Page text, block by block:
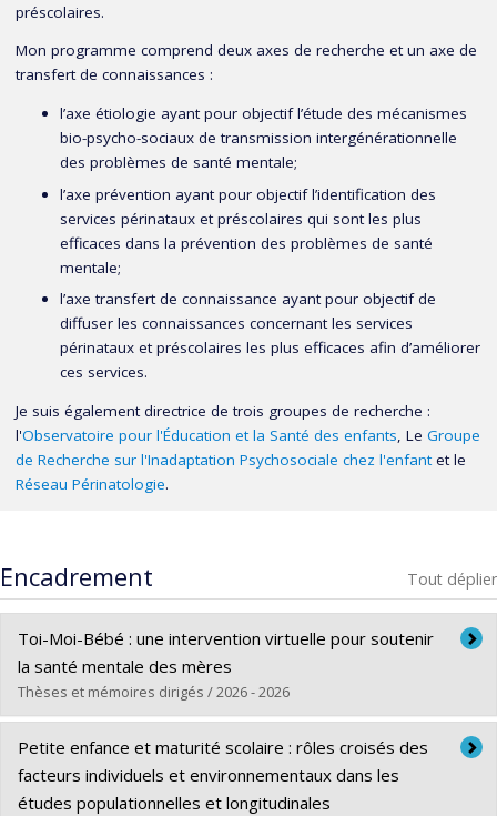
préscolaires.
Mon programme comprend deux axes de recherche et un axe de
transfert de connaissances :
l’axe étiologie ayant pour objectif l’étude des mécanismes
bio-psycho-sociaux de transmission intergénérationnelle
des problèmes de santé mentale;
l’axe prévention ayant pour objectif l’identification des
services périnataux et préscolaires qui sont les plus
efficaces dans la prévention des problèmes de santé
mentale;
l’axe transfert de connaissance ayant pour objectif de
diffuser les connaissances concernant les services
périnataux et préscolaires les plus efficaces afin d’améliorer
ces services.
Je suis également directrice de trois groupes de recherche :
l'Observatoire pour l'Éducation et la Santé des enfants, Le Groupe
de Recherche sur l'Inadaptation Psychosociale chez l'enfantet le
Réseau Périnatologie.
Encadrement Tout déplier
Toi-Moi-Bébé : une intervention virtuelle pour soutenir
la santé mentale des mères
Thèses et mémoires dirigés / 2026 - 2026
Diplômé(e) :Dessy, Tatiana
Cycle :Doctorat
Diplôme obtenu :Ph. D.
Petite enfance et maturité scolaire : rôles croisés des
facteurs individuels et environnementaux dans les
études populationnelles et longitudinales